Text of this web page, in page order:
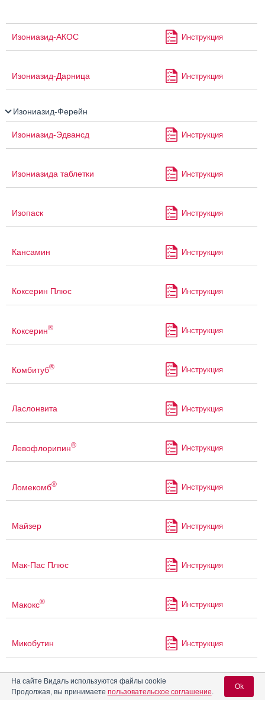
Изониазид-АКОС Инструкция
Изониазид-Дарница Инструкция
Изониазид-Ферейн
Изониазид-Эдвансд Инструкция
Изониазида таблетки Инструкция
Изопаск Инструкция
Кансамин Инструкция
Коксерин Плюс Инструкция
Коксерин® Инструкция
Комбитуб® Инструкция
Ласлонвита Инструкция
Левофлорипин® Инструкция
Ломекомб® Инструкция
Майзер Инструкция
Мак-Пас Плюс Инструкция
Макокс® Инструкция
Микобутин Инструкция
Микобутин-Росс
На сайте Видаль используются файлы cookie
Продолжая, вы принимаете пользовательское соглашение.
Ok